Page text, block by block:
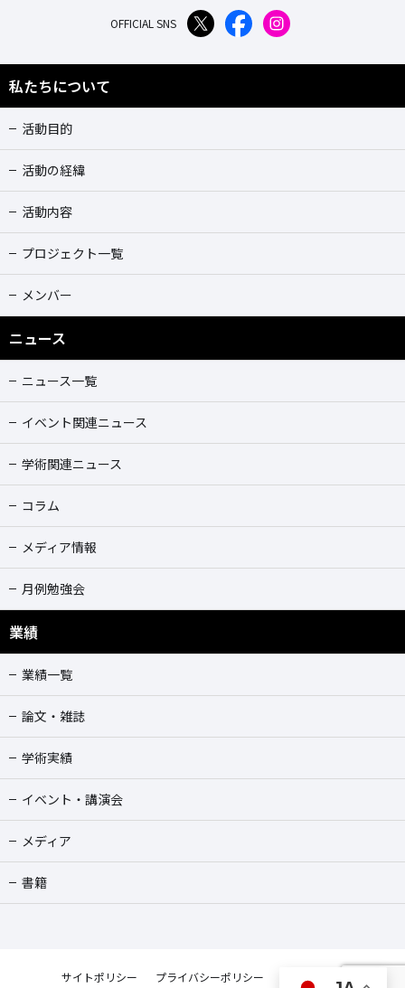
OFFICIAL SNS
私たちについて
活動目的
活動の経緯
活動内容
プロジェクト一覧
メンバー
ニュース
ニュース一覧
イベント関連ニュース
学術関連ニュース
コラム
メディア情報
月例勉強会
業績
業績一覧
論文・雑誌
学術実績
イベント・講演会
メディア
書籍
サイトポリシー プライバシーポリシー お問合せ